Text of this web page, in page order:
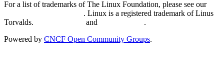
For a list of trademarks of The Linux Foundation, please see our
. Linux is a registered trademark of Linus
Torvalds.
and
.
Powered by CNCF Open Community Groups.